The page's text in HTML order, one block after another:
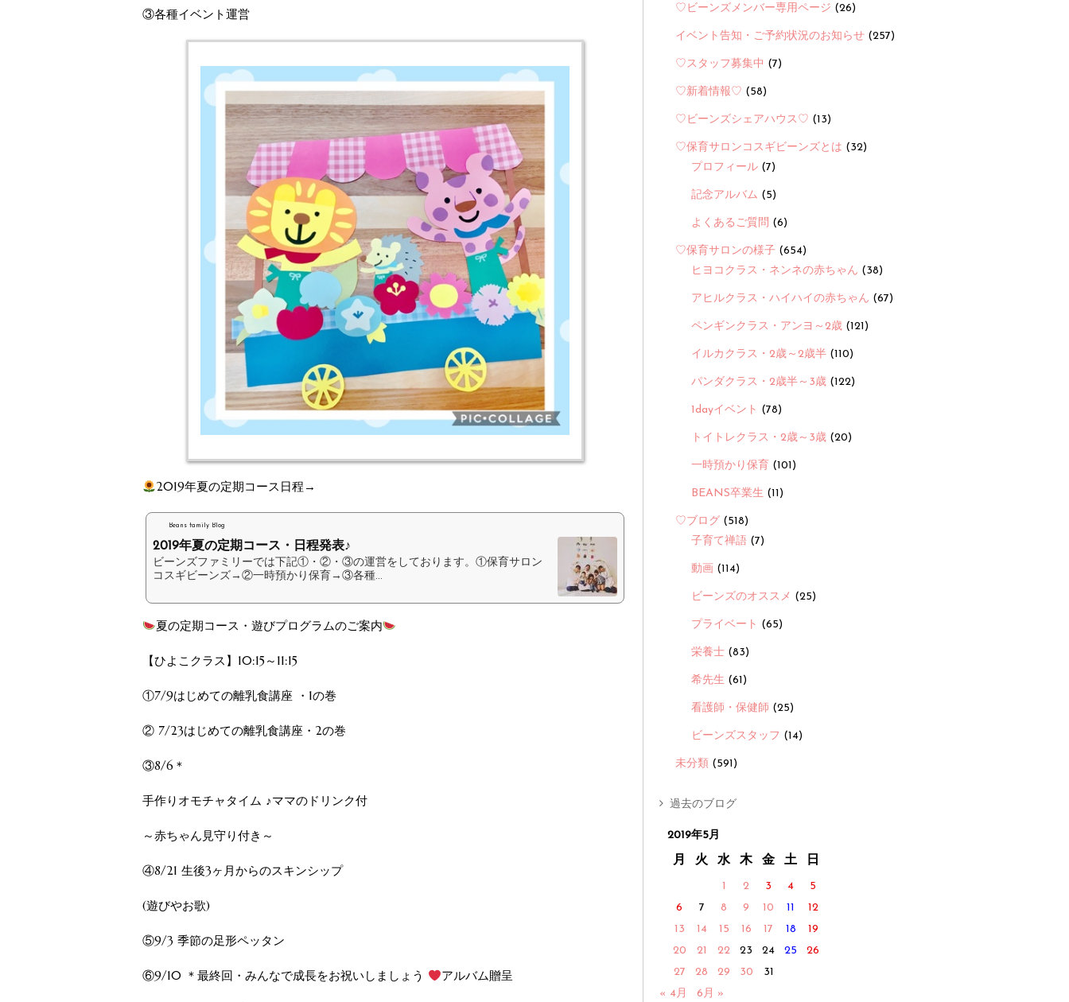
③各種イベント運営
2019年夏の定期コース日程→
Beans family Blog
2019年夏の定期コース・日程発表♪
ビーンズファミリーでは下記①・②・③の運営をしております。①保育サロン
コスギビーンズ→②一時預かり保育→③各種...
夏の定期コース・遊びプログラムのご案内
【ひよこクラス】10:15～11:15
①7/9はじめての離乳食講座 ・1の巻
② 7/23はじめての離乳食講座・2の巻
③8/6＊
手作りオモチャタイム ♪ママのドリンク付
～赤ちゃん見守り付き～
④8/21 生後3ヶ月からのスキンシップ
(遊びやお歌)
⑤9/3 季節の足形ペッタン
⑥9/10 ＊最終回・みんなで成長をお祝いしましょう アルバム贈呈
♡ビーンズメンバー専用ページ (26)
イベント告知・ご予約状況のお知らせ (257)
♡スタッフ募集中 (7)
♡新着情報♡ (58)
♡ビーンズシェアハウス♡ (13)
♡保育サロンコスギビーンズとは (32)
プロフィール (7)
記念アルバム (5)
よくあるご質問 (6)
♡保育サロンの様子 (654)
ヒヨコクラス・ネンネの赤ちゃん (38)
アヒルクラス・ハイハイの赤ちゃん (67)
ペンギンクラス・アンヨ～2歳 (121)
イルカクラス・2歳～2歳半 (110)
パンダクラス・2歳半～3歳 (122)
1dayイベント (78)
トイトレクラス・2歳～3歳 (20)
一時預かり保育 (101)
BEANS卒業生 (11)
♡ブログ (518)
子育て禅語 (7)
動画 (114)
ビーンズのオススメ (25)
プライベート (65)
栄養士 (83)
希先生 (61)
看護師・保健師 (25)
ビーンズスタッフ (14)
未分類 (591)
過去のブログ
2019年5月
月 火 水 木 金 土 日
1 2 3 4
5
6
7 8 9 10 11
12
13
14 15 16 17 18
19
20
21 22 23 24 25
26
27
28 29 30
31
« 4月
6月 »